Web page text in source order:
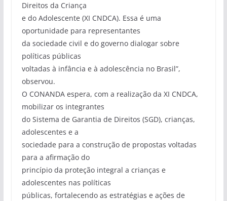
Direitos da Criança
e do Adolescente (XI CNDCA). Essa é uma
oportunidade para representantes
da sociedade civil e do governo dialogar sobre
políticas públicas
voltadas à infância e à adolescência no Brasil”,
observou.
O CONANDA espera, com a realização da XI CNDCA,
mobilizar os integrantes
do Sistema de Garantia de Direitos (SGD), crianças,
adolescentes e a
sociedade para a construção de propostas voltadas
para a afirmação do
princípio da proteção integral a crianças e
adolescentes nas políticas
públicas, fortalecendo as estratégias e ações de